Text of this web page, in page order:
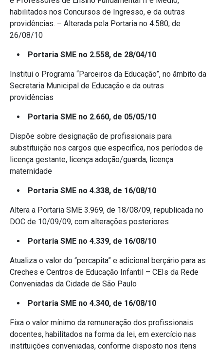
habilitados nos Concursos de Ingresso, e da outras
providências. – Alterada pela Portaria no 4.580, de
26/08/10
Portaria SME no 2.558, de 28/04/10
Institui o Programa “Parceiros da Educação”, no âmbito da
Secretaria Municipal de Educação e da outras
providências
Portaria SME no 2.660, de 05/05/10
Dispõe sobre designação de profissionais para
substituição nos cargos que especifica, nos períodos de
licença gestante, licença adoção/guarda, licença
maternidade
Portaria SME no 4.338, de 16/08/10
Altera a Portaria SME 3.969, de 18/08/09, republicada no
DOC de 10/09/09, com alterações posteriores
Portaria SME no 4.339, de 16/08/10
Atualiza o valor do “percapita” e adicional berçário para as
Creches e Centros de Educação Infantil – CEIs da Rede
Conveniadas da Cidade de São Paulo
Portaria SME no 4.340, de 16/08/10
Fixa o valor mínimo da remuneração dos profissionais
docentes, habilitados na forma da lei, em exercício nas
instituições conveniadas, conforme disposto nos itens